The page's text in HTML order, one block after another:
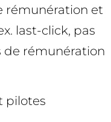
rémunération et
last-click, pas
de rémunération
pilotes